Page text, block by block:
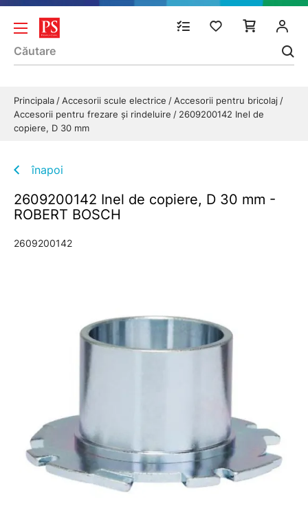
Principala Accesorii scule electrice
Accesorii pentru bricolaj
Accesorii pentru frezare și rindeluire
2609200142 Inel de
copiere, D 30 mm
înapoi
2609200142 Inel de copiere, D 30 mm -
ROBERT BOSCH
2609200142